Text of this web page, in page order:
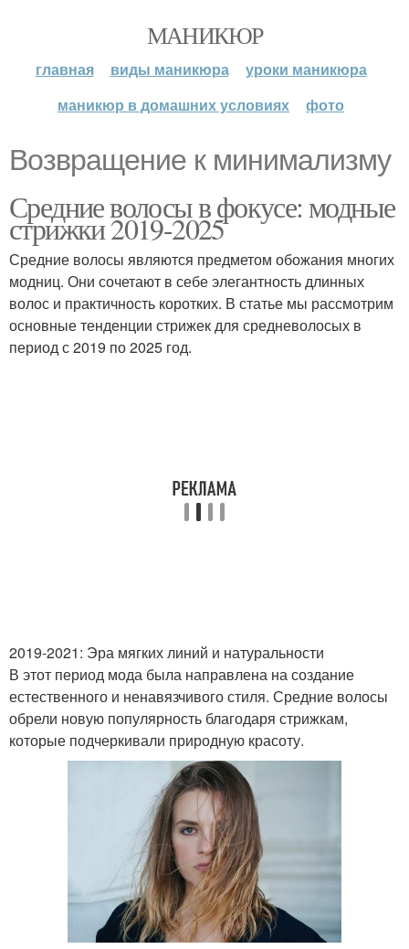
МАНИКЮР
главная виды маникюра
уроки маникюра
маникюр в домашних условиях
фото
Возвращение к минимализму
Средние волосы в фокусе: модные
стрижки 2019-2025
Средние волосы являются предметом обожания многих
модниц. Они сочетают в себе элегантность длинных
волос и практичность коротких. В статье мы рассмотрим
основные тенденции стрижек для средневолосых в
период с 2019 по 2025 год.
2019-2021: Эра мягких линий и натуральности
В этот период мода была направлена на создание
естественного и ненавязчивого стиля. Средние волосы
обрели новую популярность благодаря стрижкам,
которые подчеркивали природную красоту.